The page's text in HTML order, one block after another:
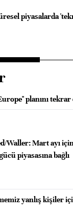
piyasalarda
planını
Waller: Mart ayı
piyasasına bağlı
yanlış kişiler